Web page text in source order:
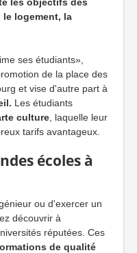
logement, la
ses étudiants»,
de la place des
et vise d'autre part à
Les étudiants
culture , laquelle leur
tarifs avantageux.
écoles à
ou d'exercer un
découvrir à
réputées. Ces
de qualité